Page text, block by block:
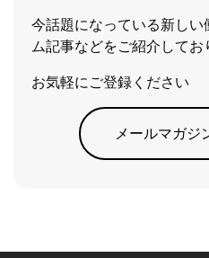
今話題になっている新し
ム記事などをご紹介してお
お気軽にご登録ください
メールマガジ